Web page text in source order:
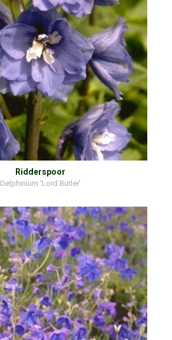
Ridderspoor
Delphinium 'Lord Butler'